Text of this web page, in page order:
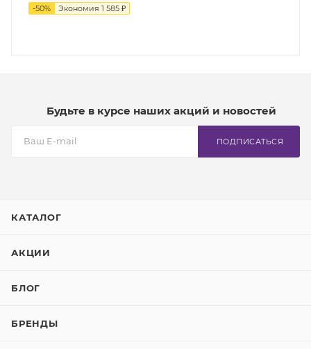
-50% Экономия 1 585 ₽
Будьте в курсе наших акций и новостей
ПОДПИСАТЬСЯ
КАТАЛОГ
АКЦИИ
БЛОГ
БРЕНДЫ